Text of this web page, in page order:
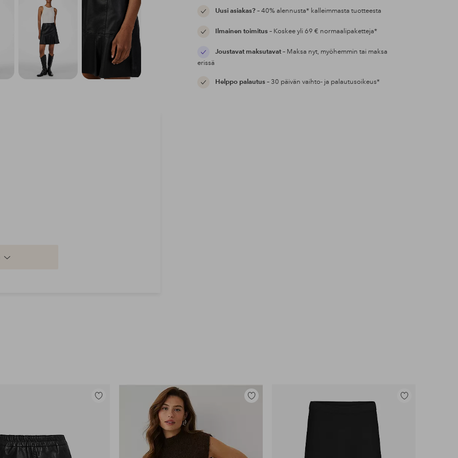
Uusi asiakas?– 40% alennusta* kalleimmasta tuotteesta
Ilmainen toimitus– Koskee yli 69 € normaalipaketteja*
Joustavat maksutavat– Maksa nyt, myöhemmin tai maksa
erissä
Helppo palautus– 30 päivän vaihto- ja palautusoikeus*
Lisää
Lisää
Lisää